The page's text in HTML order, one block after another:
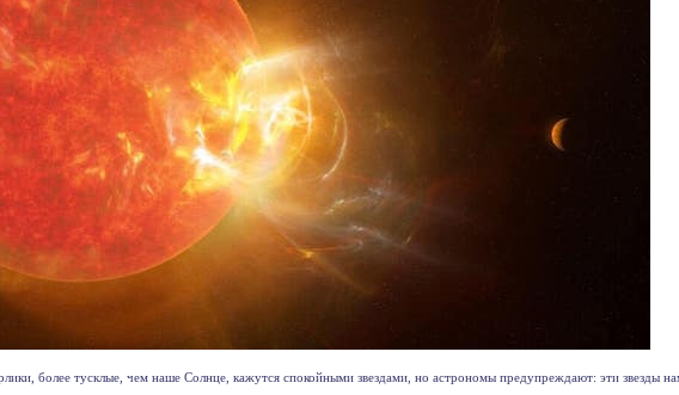
более тусклые, чем наше Солнце, кажутся спокойными звездами, но астрономы предупреждают: эти звезды